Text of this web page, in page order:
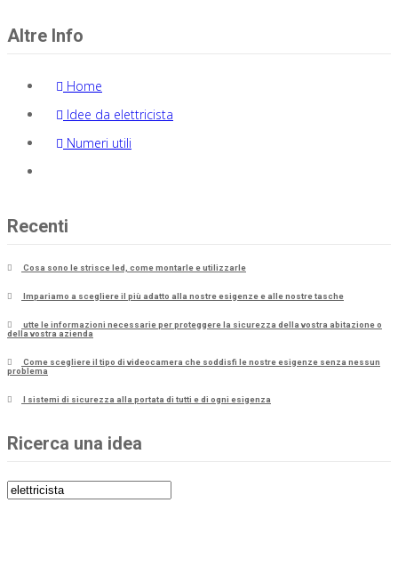
Altre Info
Home
Idee da elettricista
Numeri utili
Recenti
Cosa sono le strisce led, come montarle e utilizzarle
Impariamo a scegliere il più adatto alla nostre esigenze e alle nostre tasche
utte le informazioni necessarie per proteggere la sicurezza della vostra abitazione o
della vostra azienda
Come scegliere il tipo di videocamera che soddisfi le nostre esigenze senza nessun
problema
I sistemi di sicurezza alla portata di tutti e di ogni esigenza
Ricerca una idea